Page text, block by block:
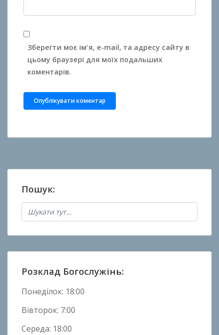
Зберегти моє ім'я, e-mail, та адресу сайту в
цьому браузері для моїх подальших
коментарів.
Пошук:
Розклад Богослужінь:
Понеділок: 18:00
Вівторок: 7:00
Середа: 18:00